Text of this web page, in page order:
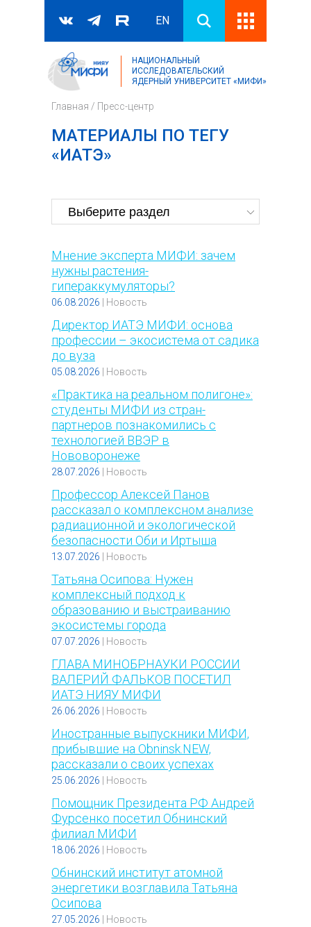
Форма поиска
Поиск
EN
НАЦИОНАЛЬНЫЙ
ИССЛЕДОВАТЕЛЬСКИЙ
ЯДЕРНЫЙ УНИВЕРСИТЕТ «МИФИ»
Главная / Пресс-центр
МАТЕРИАЛЫ ПО ТЕГУ
«ИАТЭ»
Мнение эксперта МИФИ: зачем
нужны растения-
гипераккумуляторы?
06.08.2026 Новость
Директор ИАТЭ МИФИ: основа
профессии – экосистема от садика
до вуза
05.08.2026 Новость
«Практика на реальном полигоне»:
студенты МИФИ из стран-
партнеров познакомились с
технологией ВВЭР в
Нововоронеже
28.07.2026 Новость
Профессор Алексей Панов
рассказал о комплексном анализе
радиационной и экологической
безопасности Оби и Иртыша
13.07.2026 Новость
Татьяна Осипова: Нужен
комплексный подход к
образованию и выстраиванию
экосистемы города
07.07.2026 Новость
ГЛАВА МИНОБРНАУКИ РОССИИ
ВАЛЕРИЙ ФАЛЬКОВ ПОСЕТИЛ
ИАТЭ НИЯУ МИФИ
26.06.2026 Новость
Иностранные выпускники МИФИ,
прибывшие на Obninsk.NEW,
рассказали о своих успехах
25.06.2026 Новость
Помощник Президента РФ Андрей
Фурсенко посетил Обнинский
филиал МИФИ
18.06.2026 Новость
Обнинский институт атомной
энергетики возглавила Татьяна
Осипова
27.05.2026 Новость